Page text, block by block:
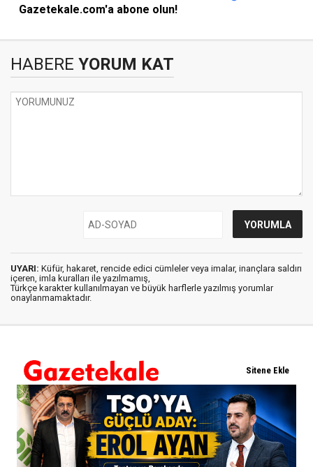
Gazetekale.com'a abone olun!
HABERE YORUM KAT
UYARI: Küfür, hakaret, rencide edici cümleler veya imalar, inançlara saldırı
içeren, imla kuralları ile yazılmamış,
Türkçe karakter kullanılmayan ve büyük harflerle yazılmış yorumlar
onaylanmamaktadır.